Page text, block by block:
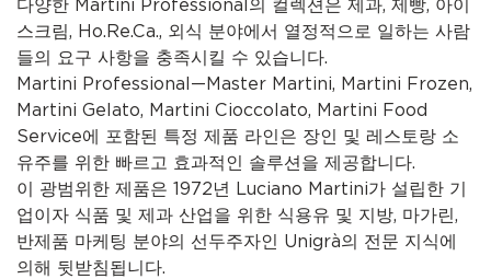
다양한 Martini Professional의 컬렉션은 제과, 제빵, 아이
스크림, Ho.Re.Ca., 외식 분야에서 열정적으로 일하는 사람
들의 요구 사항을 충족시킬 수 있습니다.
Martini Professional—Master Martini, Martini Frozen,
Martini Gelato, Martini Cioccolato, Martini Food
Service에 포함된 특정 제품 라인은 장인 및 레스토랑 소
유주를 위한 빠르고 효과적인 솔루션을 제공합니다.
이 광범위한 제품은 1972년 Luciano Martini가 설립한 기
업이자 식품 및 제과 산업을 위한 식용유 및 지방, 마가린,
반제품 마케팅 분야의 선두주자인 Unigrà의 전문 지식에
의해 뒷받침됩니다.